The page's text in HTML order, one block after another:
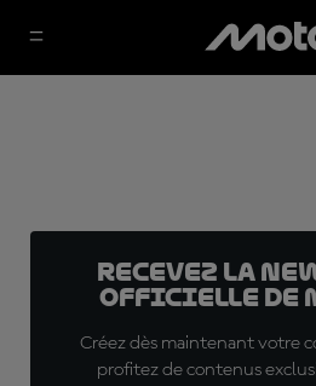
Recevez la
officielle de
Créez dès maintenant votre
profitez de contenus